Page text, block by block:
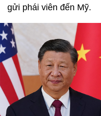
gửi phái viên đến Mỹ.